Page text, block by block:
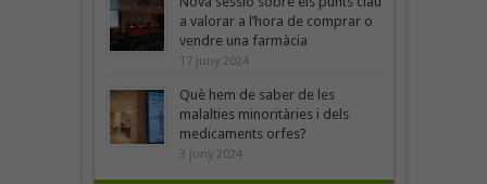
a valorar a l’hora de comprar o
vendre una farmàcia
17 juny 2024
Què hem de saber de les
malalties minoritàries i dels
medicaments orfes?
3 juny 2024